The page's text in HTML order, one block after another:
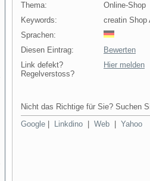
Thema:
Online-Shop
Keywords:
creatin Shop
Sprachen:
Diesen Eintrag:
Bewerten
Link defekt?
Regelverstoss?
Hier melden
Nicht das Richtige für Sie? Suchen
Google
Linkdino Web Yahoo